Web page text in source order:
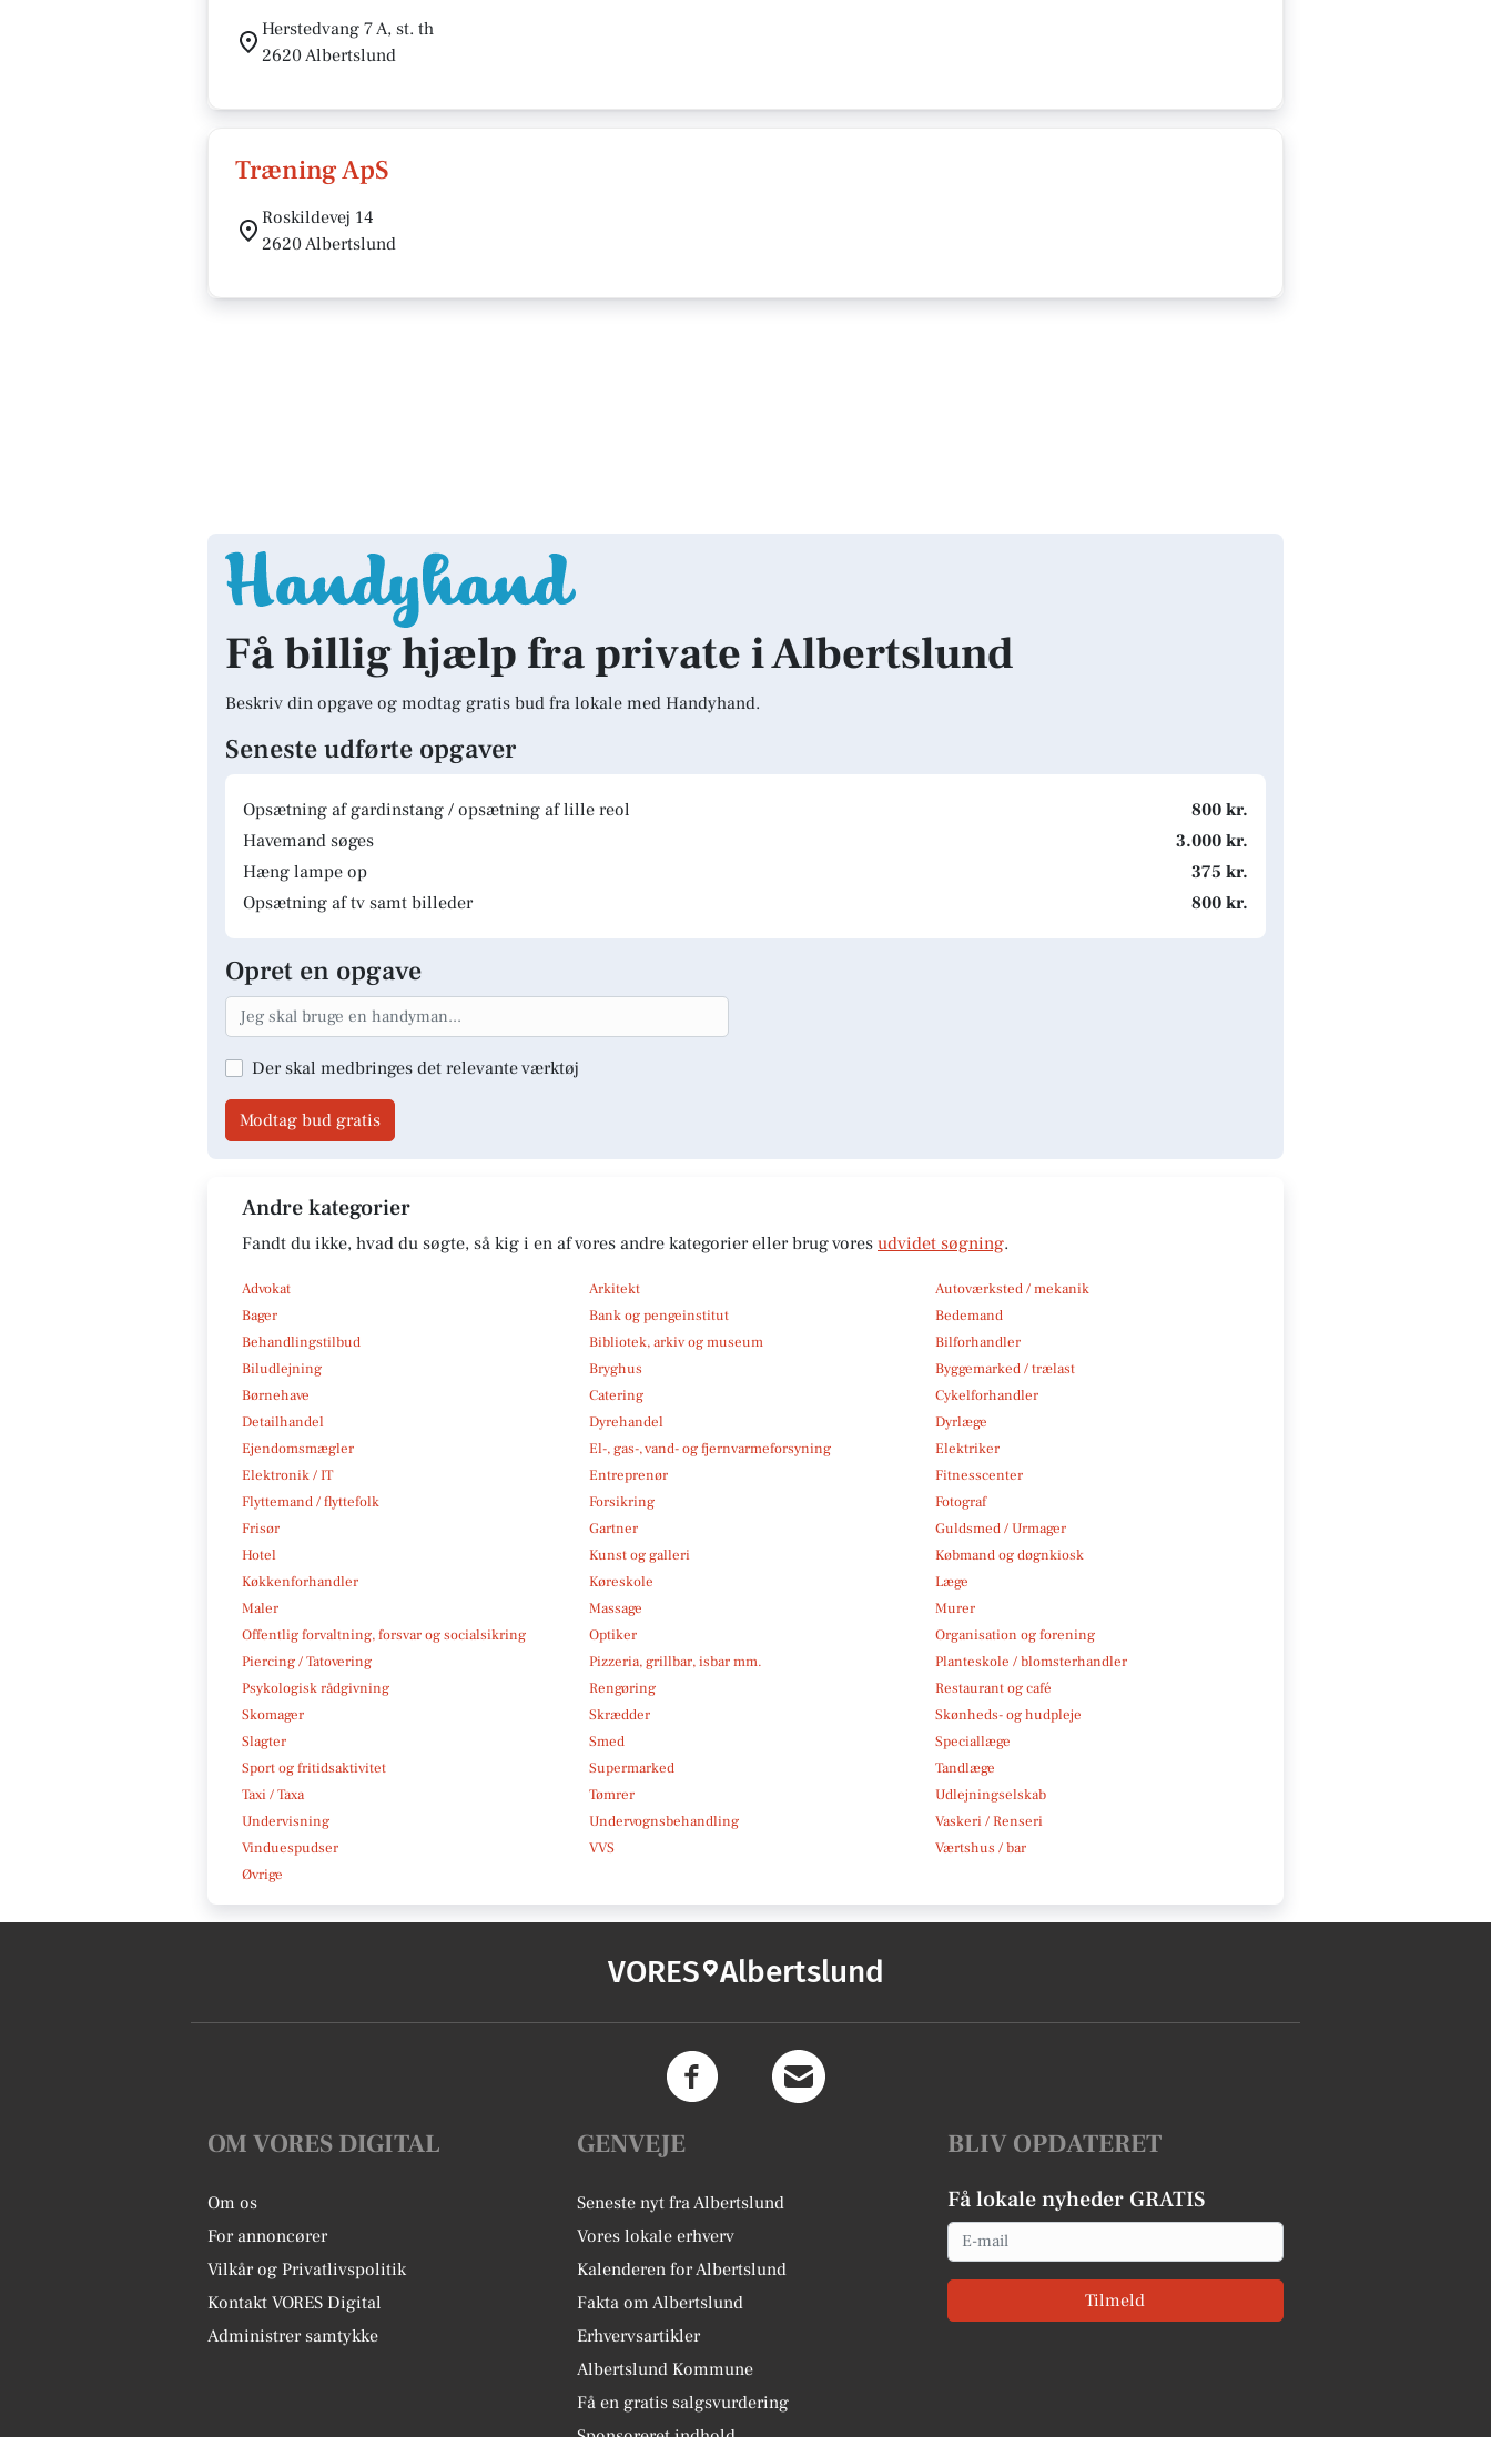
Herstedvang 7 A, st. th
2620 Albertslund
Træning ApS
Roskildevej 14
2620 Albertslund
Få billig hjælp fra private i Albertslund
Beskriv din opgave og modtag gratis bud fra lokale med Handyhand.
Seneste udførte opgaver
Opsætning af gardinstang / opsætning af lille reol
800 kr.
Havemand søges
3.000 kr.
Hæng lampe op
375 kr.
Opsætning af tv samt billeder
800 kr.
Opret en opgave
Der skal medbringes det relevante værktøj
Modtag bud gratis
Andre kategorier
Fandt du ikke, hvad du søgte, så kig i en af vores andre kategorier eller brug vores udvidet søgning.
Advokat Arkitekt
Autoværksted / mekanik
Bager
Bank og pengeinstitut
Bedemand
Behandlingstilbud
Bibliotek, arkiv og museum
Bilforhandler
Biludlejning
Bryghus
Byggemarked / trælast
Børnehave
Catering
Cykelforhandler
Detailhandel
Dyrehandel
Dyrlæge
Ejendomsmægler
El-, gas-, vand- og fjernvarmeforsyning
Elektriker
Elektronik / IT
Entreprenør
Fitnesscenter
Flyttemand / flyttefolk
Forsikring
Fotograf
Frisør
Gartner
Guldsmed / Urmager
Hotel
Kunst og galleri
Købmand og døgnkiosk
Køkkenforhandler
Køreskole
Læge
Maler
Massage
Murer
Offentlig forvaltning, forsvar og socialsikring
Optiker
Organisation og forening
Piercing / Tatovering
Pizzeria, grillbar, isbar mm.
Planteskole / blomsterhandler
Psykologisk rådgivning
Rengøring
Restaurant og café
Skomager
Skrædder
Skønheds- og hudpleje
Slagter
Smed
Speciallæge
Sport og fritidsaktivitet
Supermarked
Tandlæge
Taxi / Taxa
Tømrer
Udlejningselskab
Undervisning
Undervognsbehandling
Vaskeri / Renseri
Vinduespudser
VVS
Værtshus / bar
Øvrige
VORES Albertslund
OM VORES DIGITAL
Om os
For annoncører
Vilkår og Privatlivspolitik
Kontakt VORES Digital
Administrer samtykke
GENVEJE
Seneste nyt fra Albertslund
Vores lokale erhverv
Kalenderen for Albertslund
Fakta om Albertslund
Erhvervsartikler
Albertslund Kommune
Få en gratis salgsvurdering
BLIV OPDATERET
Få lokale nyheder GRATIS
Email
Tilmeld